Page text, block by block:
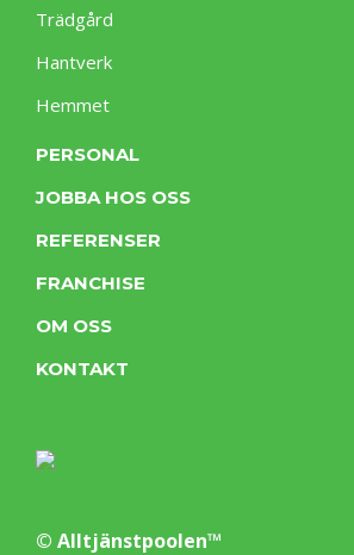
Trädgård
Hantverk
Hemmet
PERSONAL
JOBBA HOS OSS
REFERENSER
FRANCHISE
OM OSS
KONTAKT
© Alltjänstpoolen™